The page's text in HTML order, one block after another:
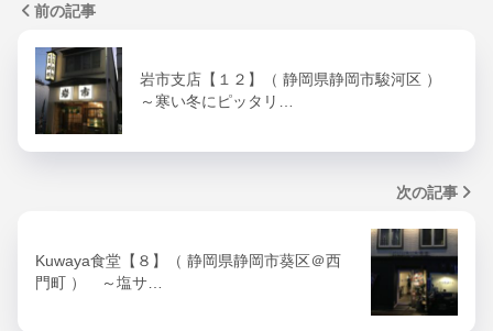
前の記事
岩市支店【１２】（ 静岡県静岡市駿河区 ）
～寒い冬にピッタリ…
次の記事
Kuwaya食堂【８】（ 静岡県静岡市葵区＠西
門町 ） ～塩サ…